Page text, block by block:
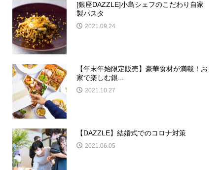
[銀座DAZZLE]小島シェフのこだわり自家
製パスタ
2021.09.24
【年末年始限定販売】豪華食材が満載！お
家で楽しむ銀...
2021.10.27
【DAZZLE】結婚式でのコロナ対策
2021.06.05